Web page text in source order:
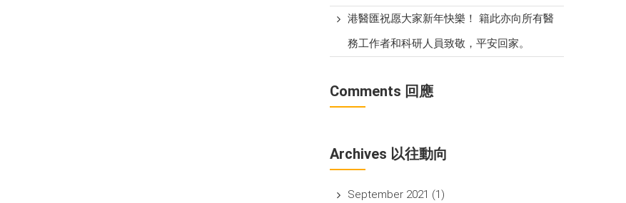
港醫匯祝愿大家新年快樂！ 籍此亦向所有醫
務工作者和科研人員致敬，平安回家。
Comments 回應
Archives 以往動向
September 2021 (1)